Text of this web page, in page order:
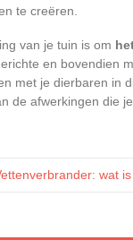
te creëren.
van je tuin is om
en bovendien
met je dierbaren in
de afwerkingen die
wat